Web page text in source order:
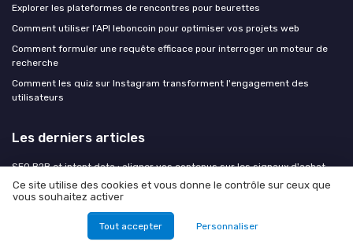
Explorer les plateformes de rencontres pour beurettes
Comment utiliser l’API leboncoin pour optimiser vos projets web
Comment formuler une requête efficace pour interroger un moteur de
recherche
Comment les quiz sur Instagram transforment l'engagement des
utilisateurs
Les derniers articles
SEO B2B et intent data : aligner vos contenus sur les signaux d'achat
plutôt que sur les volumes de recherche
Rentrée B2B 2026 : les 6 chantiers marketing automation à ouvrir en
août pour un pipeline Q4 solide
Votre stack martech de 15 outils sera-t-elle obsolète dans 18 mois ? Le
Ce site utilise des cookies et vous donne le contrôle sur ceux que
vous souhaitez activer
Tout accepter Personnaliser